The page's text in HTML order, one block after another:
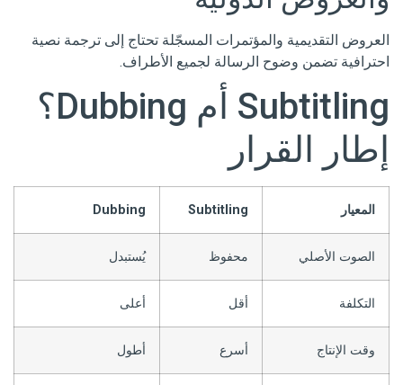
العروض التقديمية والمؤتمرات المسجّلة تحتاج إلى ترجمة نصية
احترافية تضمن وضوح الرسالة لجميع الأطراف.
Subtitling أم Dubbing؟
إطار القرار
المعيار Subtitling
Dubbing
الصوت الأصلي محفوظ يُستبدل
التكلفة أقل أعلى
وقت الإنتاج أسرع أطول